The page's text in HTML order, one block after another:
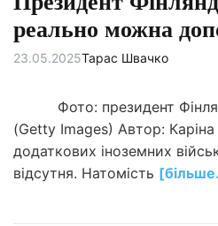
реально можна
23.05.2025Тарас Швачко
Фото: президент
(Getty Images) Автор:
додаткових іноземних
відсутня. Натомість